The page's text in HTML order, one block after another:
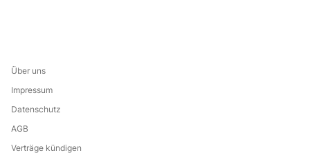
Über uns
Impressum
Datenschutz
AGB
Verträge kündigen